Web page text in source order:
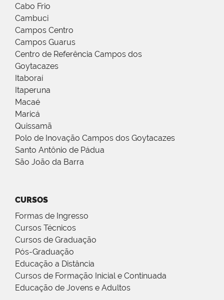
Cabo Frio
Cambuci
Campos Centro
Campos Guarus
Centro de Referência Campos dos
Goytacazes
Itaboraí
Itaperuna
Macaé
Maricá
Quissamã
Polo de Inovação Campos dos Goytacazes
Santo Antônio de Pádua
São João da Barra
CURSOS
Formas de Ingresso
Cursos Técnicos
Cursos de Graduação
Pós-Graduação
Educação a Distância
Cursos de Formação Inicial e Continuada
Educação de Jovens e Adultos